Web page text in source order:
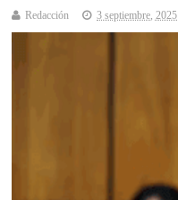
Redacción 3 septiembre, 2025